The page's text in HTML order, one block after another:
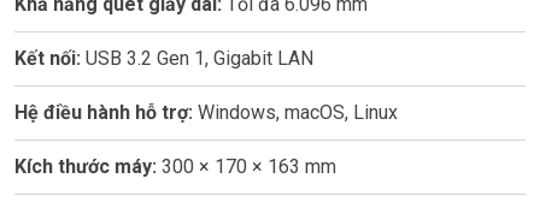
Kết nối: USB 3.2 Gen 1, Gigabit LAN
Hệ điều hành hỗ trợ: Windows, macOS, Linux
Kích thước máy: 300 × 170 × 163 mm